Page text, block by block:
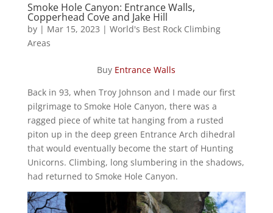
Smoke Hole Canyon: Entrance Walls,
Copperhead Cove and Jake Hill
by | Mar 15, 2023 | World's Best Rock Climbing
Areas
Buy Entrance Walls
Back in 93, when Troy Johnson and I made our first
pilgrimage to Smoke Hole Canyon, there was a
ragged piece of white tat hanging from a rusted
piton up in the deep green Entrance Arch dihedral
that would eventually become the start of Hunting
Unicorns. Climbing, long slumbering in the shadows,
had returned to Smoke Hole Canyon.